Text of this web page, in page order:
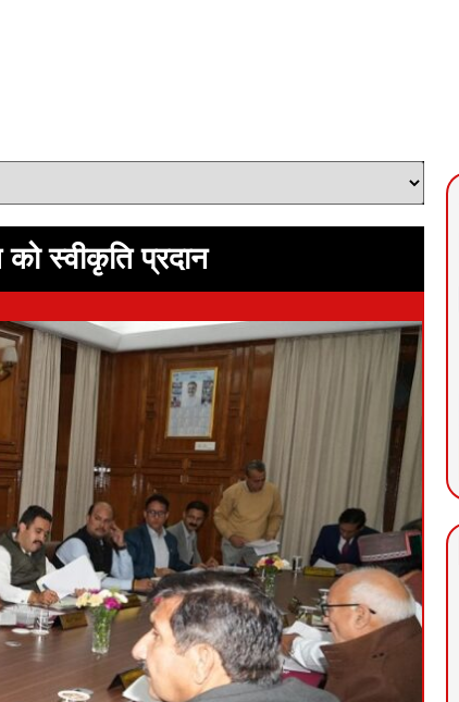
स्वीकृति प्रदान